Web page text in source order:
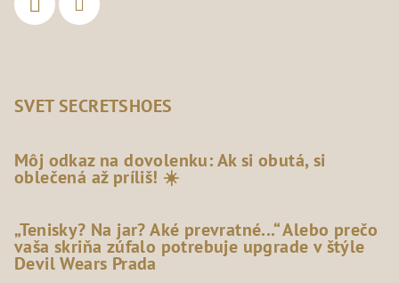
SVET SECRETSHOES
Môj odkaz na dovolenku: Ak si obutá, si
oblečená až príliš! ☀️
„Tenisky? Na jar? Aké prevratné...“ Alebo prečo
vaša skriňa zúfalo potrebuje upgrade v štýle
Devil Wears Prada